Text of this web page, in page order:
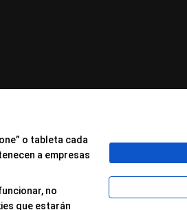
o tableta cada
a empresas
no
que estarán